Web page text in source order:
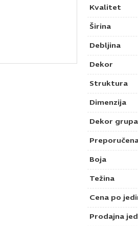
Kvalitet
Širina
Debljina
Dekor
Struktura
Dimenzija
Dekor grupa
Boja
Težina
Cena po
Prodajna